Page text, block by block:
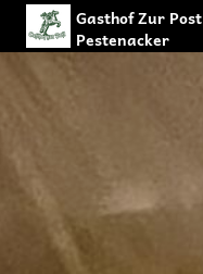
Gasthof Zur Post
Pestenacker